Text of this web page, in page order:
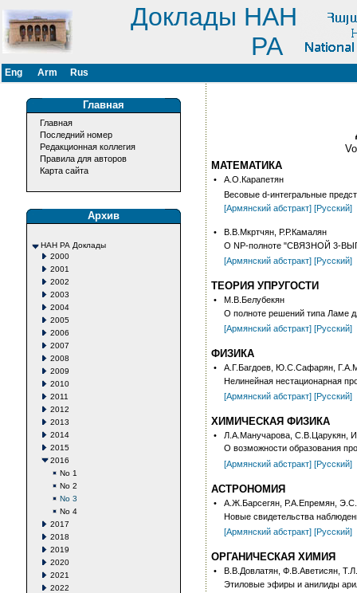
Доклады НАН
РА
Eng Arm Rus
Главная
Главная
Последний номер
Редакционная коллегия
Правила для авторов
Карта сайта
Архив
НАН РА Доклады
2000
2001
2002
2003
2004
2005
2006
2007
2008
2009
2010
2011
2012
2013
2014
2015
2016
No 1
No 2
No 3
No 4
2017
2018
2019
2020
2021
2022
МАТЕМАТИКА
•
А.О.Карапетян
Весовые d-интегральные
[Армянский абстракт] [Русский]
•
В.В.Мкртчян, Р.Р.Камалян
О NP-полноте "СВЯЗНОЙ 3-
[Армянский абстракт] [Русский]
ТЕОРИЯ УПРУГОСТИ
•
М.В.Белубекян
О полноте решений типа Ламе
[Армянский абстракт] [Русский]
ФИЗИКА
•
А.Г.Багдоев, Ю.С.Сафарян,
Нелинейная нестационарная
[Армянский абстракт] [Русский]
ХИМИЧЕСКАЯ ФИЗИКА
•
Л.А.Манучарова, С.В.Царукян,
О возможности образования
[Армянский абстракт] [Русский]
АСТРОНОМИЯ
•
А.Ж.Барсегян, Р.А.Епремян,
Новые свидетельства
[Армянский абстракт] [Русский]
ОРГАНИЧЕСКАЯ ХИМИЯ
•
В.В.Довлатян, Ф.В.Аветисян,
Этиловые эфиры и анилиды